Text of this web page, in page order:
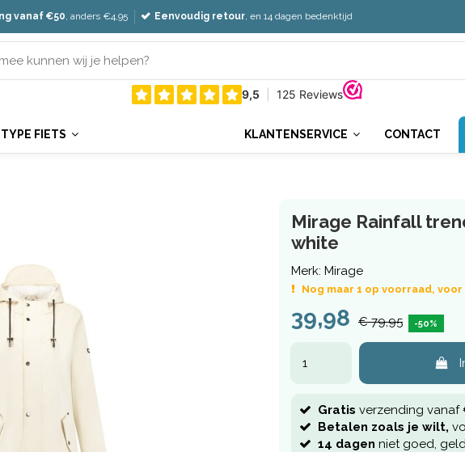
vanaf €50, anders €4,95 Eenvoudig retour, en 14 dagen bedenktijd
TYPE FIETS CONTACT
KLANTENSERVICE
Mirage Rainfall
white
Merk: Mirage
Nog maar 1 op voorraad,
39,98 € 79,95 -50%
Gratis verzending vanaf
Betalen zoals je wilt,
14 dagen niet goed,